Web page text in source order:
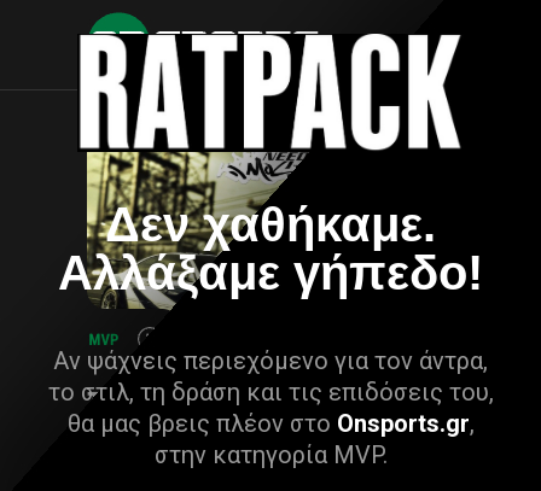
Δεν χαθήκαμε.
Αλλάξαμε γήπεδο!
Αν ψάχνεις περιεχόμενο για τον άντρα,
το στιλ, τη δράση και τις επιδόσεις του,
θα μας βρεις πλέον στο Onsports.gr,
στην κατηγορία MVP.